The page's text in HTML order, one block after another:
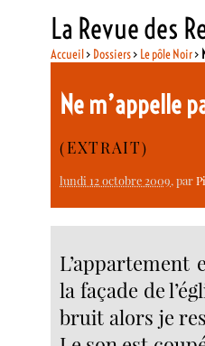
La Revue des
Accueil> Dossiers> Le pôle Noir>
Ne m’appelle
(EXTRAIT)
lundi 12 octobre 2009, par
la façade de
bruit alors je